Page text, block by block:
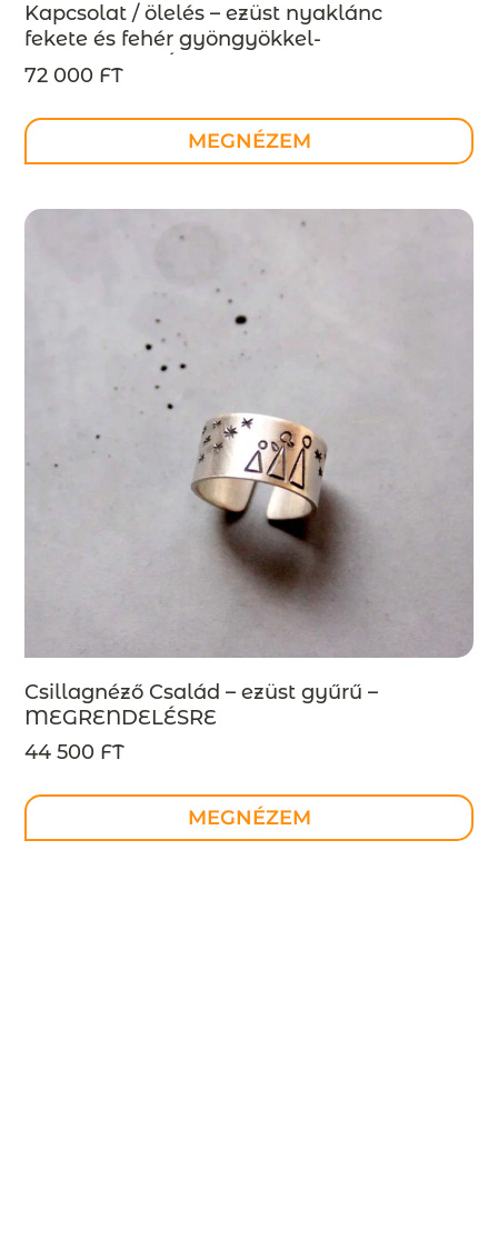
Kapcsolat / ölelés – ezüst nyaklánc
fekete és fehér gyöngyökkel-
MEGRENDELÉSRE
72 000 FT
MEGNÉZEM
Csillagnéző Család – ezüst gyűrű –
MEGRENDELÉSRE
44 500 FT
MEGNÉZEM